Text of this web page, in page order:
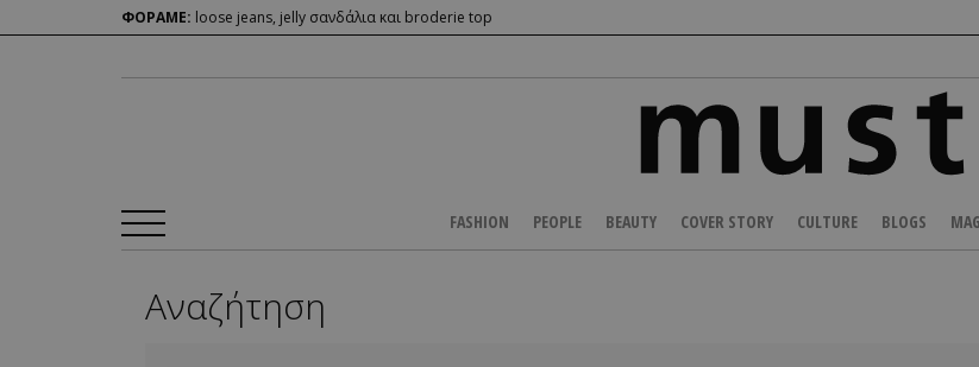
ΦΟΡΑΜΕ: loose jeans, jelly σανδάλια και broderie top
FASHION PEOPLE BEAUTY COVER STORY CULTURE BLOGS
Αναζήτηση